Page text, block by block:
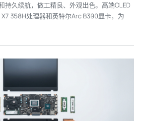
持久续航，做工精良、外观出色。高端OLED
358H处理器和英特尔Arc B390显卡，为